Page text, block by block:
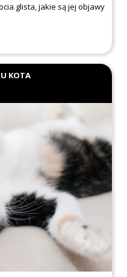
glista, jakie są jej objawy
KOTA